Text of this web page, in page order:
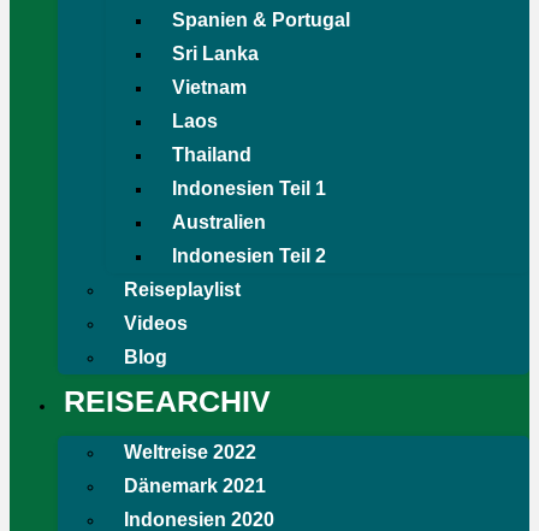
Spanien & Portugal
Sri Lanka
Vietnam
Laos
Thailand
Indonesien Teil 1
Australien
Indonesien Teil 2
Reiseplaylist
Videos
Blog
REISEARCHIV
Weltreise 2022
Dänemark 2021
Indonesien 2020